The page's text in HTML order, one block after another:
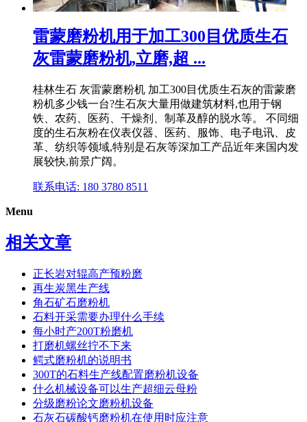
雷蒙磨粉机用于加工300目优质生石
灰雷蒙磨粉机,立磨,超 ...
桂林生石 灰雷蒙磨粉机 加工300目优质生石灰的雷蒙磨
粉机多少钱一台?生石灰大量用做建筑材料,也用于钢
铁、农药、医药、干燥剂、制革及醇的脱水等。 不同细
度的生石灰粉在仪表仪器、医药、服饰、电子电讯、皮
革、纺织等领域,特别是石灰等深加工产品近年来国内发
展较快,前景广阔。
联系电话: 180 3780 8511
Menu
相关文章
正长岩对辊高产预粉磨
再生炭黑生产线
角石矿石磨粉机
石料开采需要办理什么手续
每小时产200T粉磨机
打磨机螺丝拧不下来
鳄式磨粉机的说明书
300T的石料生产线配置磨粉机设备
什么机械设备可以生产超细云母粉
分级磨粉论文磨粉机设备
石灰石碳酸钙磨粉机在使用时应注意